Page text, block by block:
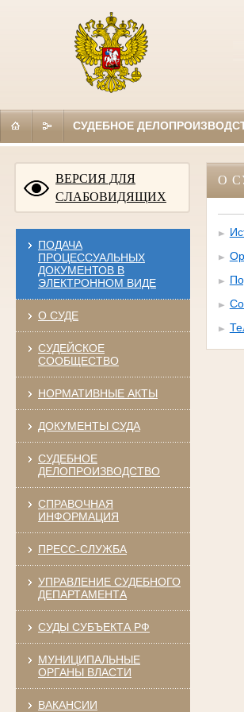
СУДЕБНОЕ
ВЕРСИЯ ДЛЯ
СЛАБОВИДЯЩИХ
ПОДАЧА
ПРОЦЕССУАЛЬНЫХ
ДОКУМЕНТОВ В
ЭЛЕКТРОННОМ ВИДЕ
О СУДЕ
СУДЕЙСКОЕ
СООБЩЕСТВО
НОРМАТИВНЫЕ АКТЫ
ДОКУМЕНТЫ СУДА
СУДЕБНОЕ
ДЕЛОПРОИЗВОДСТВО
СПРАВОЧНАЯ
ИНФОРМАЦИЯ
ПРЕСС-СЛУЖБА
УПРАВЛЕНИЕ СУДЕБНОГО
ДЕПАРТАМЕНТА
СУДЫ СУБЪЕКТА РФ
МУНИЦИПАЛЬНЫЕ
ОРГАНЫ ВЛАСТИ
ВАКАНСИИ
О